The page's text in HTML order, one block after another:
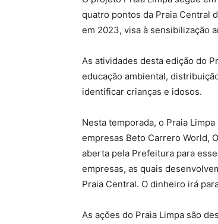
quatro pontos da Praia Central
em 2023, visa à sensibilização
As atividades desta edição do
educação ambiental,
identificar crianças e idosos.
Nesta temporada, o Praia
empresas Beto Carrero World,
aberta pela Prefeitura para
empresas, as quais
Praia Central. O dinheiro irá
As ações do Praia Limpa são